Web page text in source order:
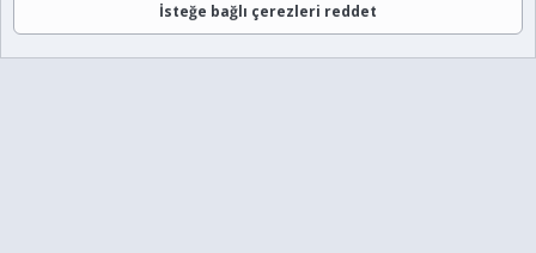
İsteğe bağlı çerezleri reddet